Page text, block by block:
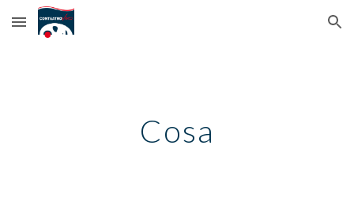
Skip to main content Skip to navigation
Cosa